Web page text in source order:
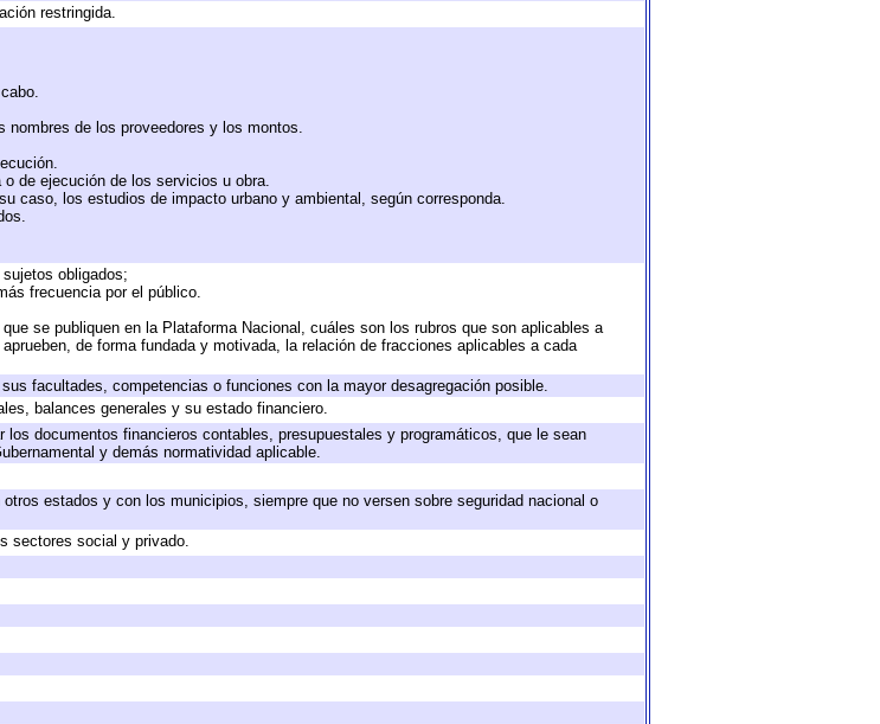
restringida.
de los proveedores y los montos.
de ejecución de los servicios u obra.
caso, los estudios de impacto urbano y ambiental, según corresponda.
obligados;
frecuencia por el público.
se publiquen en la Plataforma Nacional, cuáles son los rubros que son aplicables a
de forma fundada y motivada, la relación de fracciones aplicables a cada
facultades, competencias o funciones con la mayor desagregación posible.
balances generales y su estado financiero.
documentos financieros contables, presupuestales y programáticos, que le sean
y demás normatividad aplicable.
estados y con los municipios, siempre que no versen sobre seguridad nacional o
sectores social y privado.